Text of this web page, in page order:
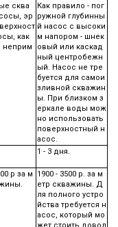
сква
эр
как
неприм
Как правило - пог
ружной глубинны
й насос с высоки
м напором - шнек
овый или каскад
ный центробежн
ый. Насос не тре
буется для самои
зливной скважин
ы. При близком з
еркале воды мож
но использовать
поверхностный н
асос.
1 - 3 дня.
р за м
1900 - 3500 р. за м
етр скважины. Д
ля полного устро
йства требуется н
асос, который мо
жет стоить довол